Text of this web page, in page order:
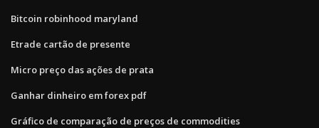
Bitcoin robinhood maryland
Etrade cartão de presente
Micro preço das ações de prata
Ganhar dinheiro em forex pdf
Gráfico de comparação de preços de commodities